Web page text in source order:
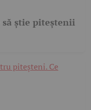
știe piteștenii